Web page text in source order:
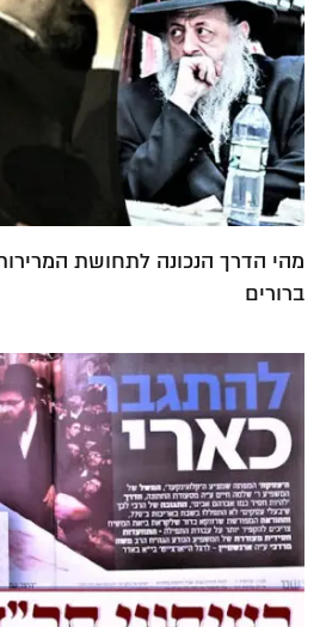
מהי הדרך הנכונה לתחושת
ברורים